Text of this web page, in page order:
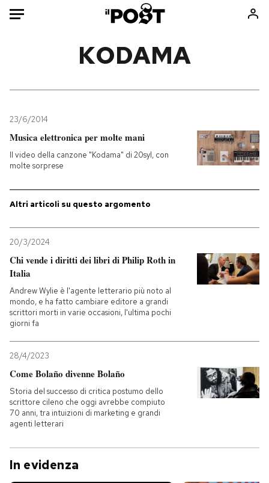
Mondo
Politica
Tecnologia
Internet
Scienza
Cultura
Sport
Consumismi
Storie/Idee
Media
PODCAST
I MIEI PREFERITI
SHOP
CALENDARIO
KODAMA
23/6/2014
Musica elettronica per molte mani
Il video della canzone "Kodama" di 20syl, con
molte sorprese
Altri articoli su questo argomento
20/3/2024
Chi vende i diritti dei libri di Philip Roth in
Italia
Andrew Wylie è l'agente letterario più noto al
mondo, e ha fatto cambiare editore a grandi
scrittori morti in varie occasioni, l'ultima pochi
giorni fa
28/4/2023
Come Bolaño divenne Bolaño
Storia del successo di critica postumo dello
scrittore cileno che oggi avrebbe compiuto
70 anni, tra intuizioni di marketing e grandi
agenti letterari
In evidenza